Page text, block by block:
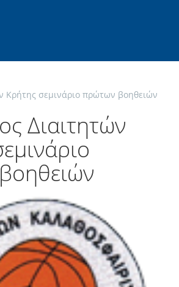
Κρήτης σεμινάριο πρώτων βοηθειών
Διαιτητών